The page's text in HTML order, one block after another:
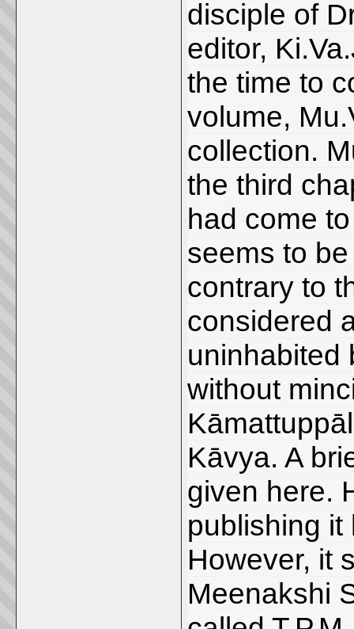
disciple of
editor,
the time to
volume,
collection.
the third
had come
seems to
contrary to
considered
uninhabited
without
Kāvya. A
given here.
publishing it
However, it
Meenakshi